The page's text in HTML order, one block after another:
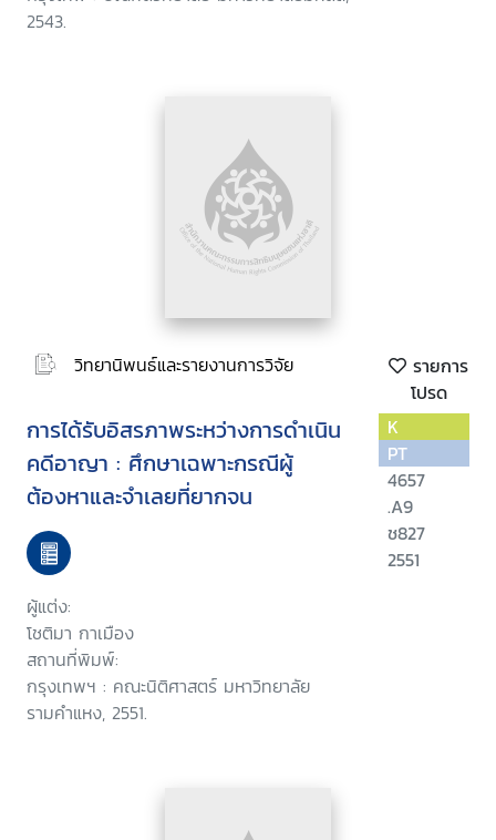
2543.
วิทยานิพนธ์และรายงานการวิจัย
รายการ
โปรด
การได้รับอิสรภาพระหว่างการดำเนิน
คดีอาญา : ศึกษาเฉพาะกรณีผู้
ต้องหาและจำเลยที่ยากจน
ผู้แต่ง:
โชติมา กาเมือง
สถานที่พิมพ์:
กรุงเทพฯ : คณะนิติศาสตร์ มหาวิทยาลัย
รามคำแหง, 2551.
K
PT
4657
.A9
ช827
2551